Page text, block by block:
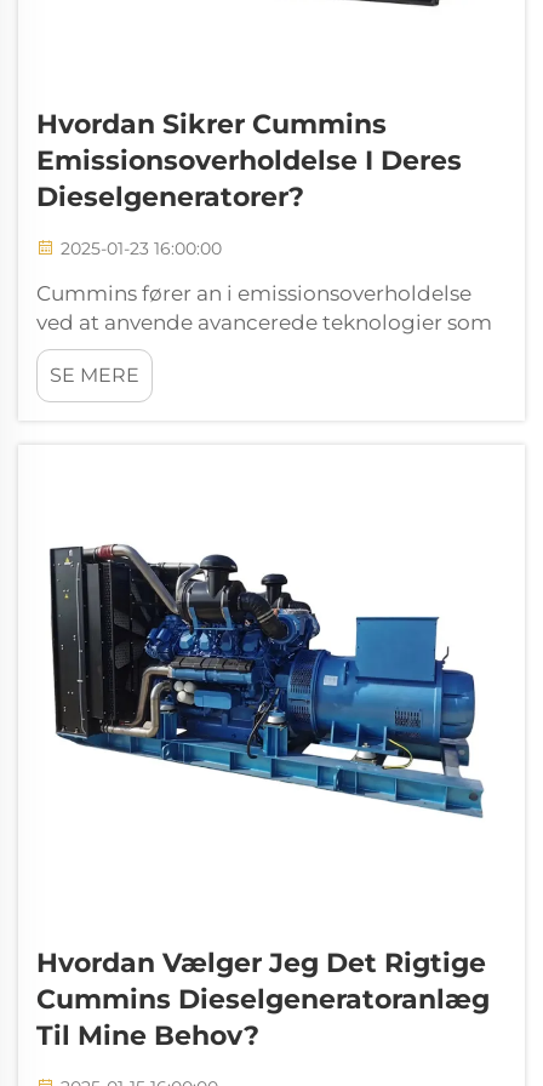
Hvordan Sikrer Cummins
Emissionsoverholdelse I Deres
Dieselgeneratorer?
2025-01-23 16:00:00
Cummins fører an i emissionsoverholdelse
ved at anvende avancerede teknologier som
selektiv katalytisk reduktion (SCR) og
dieselpartikelfiltre (DPF). Disse innovationer
hjælper med at opfylde strenge standarder,
SE MERE
Hvordan Vælger Jeg Det Rigtige
Cummins Dieselgeneratoranlæg
Til Mine Behov?